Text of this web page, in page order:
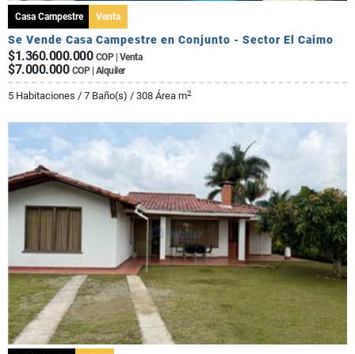
Casa Campestre Venta
Se Vende Casa Campestre en Conjunto - Sector El Caimo
$1.360.000.000 COP | Venta
$7.000.000 COP | Alquiler
5 Habitaciones / 7 Baño(s) / 308 Área m2